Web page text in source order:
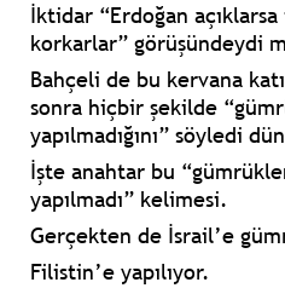
İktidar “Erdoğan
korkarlar” görüşündeydi
Bahçeli de bu kervana
sonra hiçbir şekilde
yapılmadığını” söyledi
İşte anahtar bu
yapılmadı” kelimesi.
Gerçekten de İsrail’e
Filistin’e yapılıyor.